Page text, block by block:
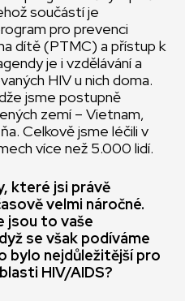
součástí je
pro prevenci
dítě (PTMC) a přístup k
je i vzdělávání a
HIV u nich doma.
jsme postupně
zemí – Vietnam,
Celkově jsme léčili v
více než 5.000 lidí.
které jsi právě
velmi náročné.
jsou to vaše
se však podíváme
bylo nejdůležitější pro
HIV/AIDS?